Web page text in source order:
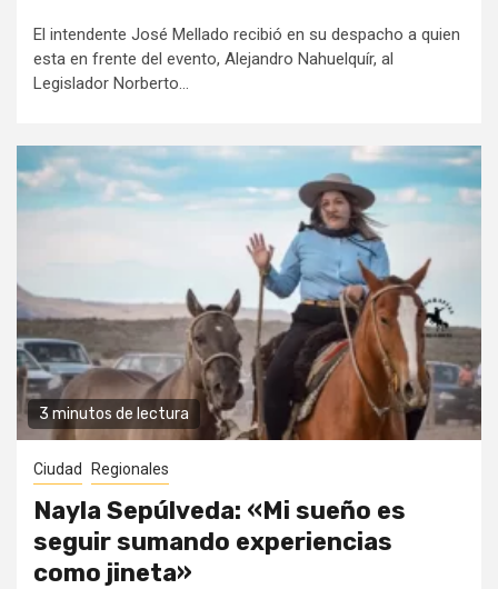
El intendente José Mellado recibió en su despacho a quien
esta en frente del evento, Alejandro Nahuelquír, al
Legislador Norberto...
3 minutos de lectura
Ciudad Regionales
Nayla Sepúlveda: «Mi sueño es
seguir sumando experiencias
como jineta»